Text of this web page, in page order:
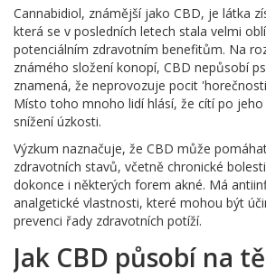
Cannabidiol, známější jako CBD, je látka
která se v posledních letech stala velmi
potenciálním zdravotním benefitům. Na
známého složení konopí, CBD nepůsobí
znamená, že neprovozuje pocit
Místo toho mnoho lidí hlásí, že cítí po jeho
snížení úzkosti.
Výzkum naznačuje, že CBD může
zdravotních stavů, včetně chronické
dokonce i některých forem akné. Má
analgetické vlastnosti, které mohou být
prevenci řady zdravotních potíží.
Jak CBD působí na